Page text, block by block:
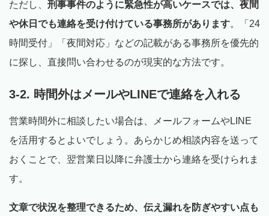
ただし、 刑事事件のように緊急性が高いケースでは、夜間
や休日でも連絡を受け付けている事務所があります。「24
時間受付」「夜間対応」などの記載がある事務所を優先的
に探し、直接問い合わせるのが現実的な方法です。
3-2. 時間外はメールやLINEで連絡を入れる
営業時間外に相談したい場合は、メールフォームやLINE
を活用するとよいでしょう。あらかじめ相談内容を送って
おくことで、翌営業日以降に弁護士から連絡を受けられま
す。
文章で状況を整理できるため、伝え漏れを防ぎやすい点も